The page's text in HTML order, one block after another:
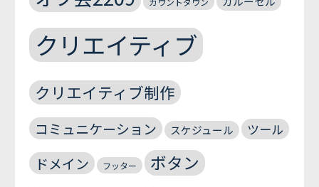
クリエイティブ
クリエイティブ制作
コミュニケーション スケジュール ツール
ドメイン フッター ボタン